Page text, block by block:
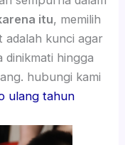
itu, memilih
adalah kunci agar
dinikmati hingga
hubungi kami
ulang tahun